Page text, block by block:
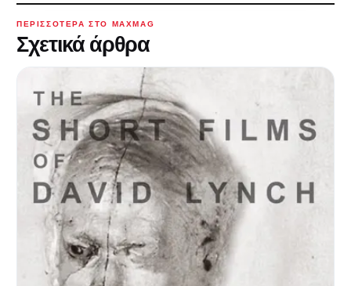
ΠΕΡΙΣΣΌΤΕΡΑ ΣΤΟ MAXMAG
Σχετικά άρθρα